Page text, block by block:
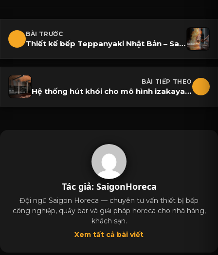
BÀI TRƯỚC
Thiết kế bếp Teppanyaki Nhật Bản – Saigon Horeca đồng hành nâng tầm đẳng cấp nhà hàng
BÀI TIẾP THEO
Hệ thống hút khói cho mô hình izakaya hoặc quán nướng Nhật
Tác giả: SaigonHoreca
Đội ngũ Saigon Horeca — chuyên tư vấn thiết bị bếp
công nghiệp, quầy bar và giải pháp horeca cho nhà hàng,
khách sạn.
Xem tất cả bài viết